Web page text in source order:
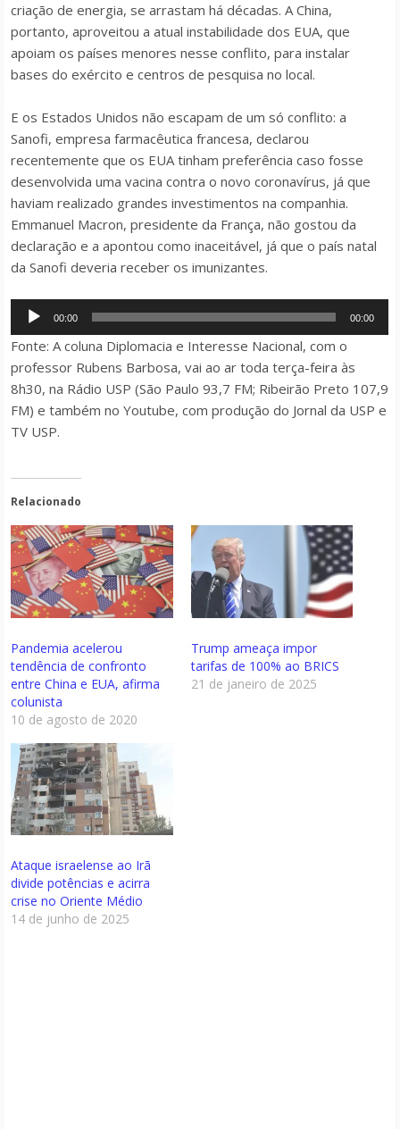
criação de energia, se arrastam há décadas. A China,
portanto, aproveitou a atual instabilidade dos EUA, que
apoiam os países menores nesse conflito, para instalar
bases do exército e centros de pesquisa no local.
E os Estados Unidos não escapam de um só conflito: a
Sanofi, empresa farmacêutica francesa, declarou
recentemente que os EUA tinham preferência caso fosse
desenvolvida uma vacina contra o novo coronavírus, já que
haviam realizado grandes investimentos na companhia.
Emmanuel Macron, presidente da França, não gostou da
declaração e a apontou como inaceitável, já que o país natal
da Sanofi deveria receber os imunizantes.
Tocador
de
áudio
00:00 00:00
Fonte: A coluna Diplomacia e Interesse Nacional, com o
professor Rubens Barbosa, vai ao ar toda terça-feira às
8h30, na Rádio USP (São Paulo 93,7 FM; Ribeirão Preto 107,9
FM) e também no Youtube, com produção do Jornal da USP e
TV USP.
Relacionado
Pandemia acelerou
tendência de confronto
entre China e EUA, afirma
colunista
10 de agosto de 2020
Trump ameaça impor
tarifas de 100% ao BRICS
21 de janeiro de 2025
Ataque israelense ao Irã
divide potências e acirra
crise no Oriente Médio
14 de junho de 2025